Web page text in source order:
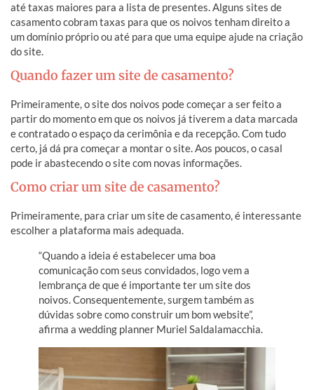
até taxas maiores para a lista de presentes. Alguns sites de
casamento cobram taxas para que os noivos tenham direito a
um domínio próprio ou até para que uma equipe ajude na criação
do site.
Quando fazer um site de casamento?
Primeiramente, o site dos noivos pode começar a ser feito a
partir do momento em que os noivos já tiverem a data marcada
e contratado o espaço da cerimônia e da recepção. Com tudo
certo, já dá pra começar a montar o site. Aos poucos, o casal
pode ir abastecendo o site com novas informações.
Como criar um site de casamento?
Primeiramente, para criar um site de casamento, é interessante
escolher a plataforma mais adequada.
“Quando a ideia é estabelecer uma boa
comunicação com seus convidados, logo vem a
lembrança de que é importante ter um site dos
noivos. Consequentemente, surgem também as
dúvidas sobre como construir um bom website”,
afirma a wedding planner Muriel Saldalamacchia.